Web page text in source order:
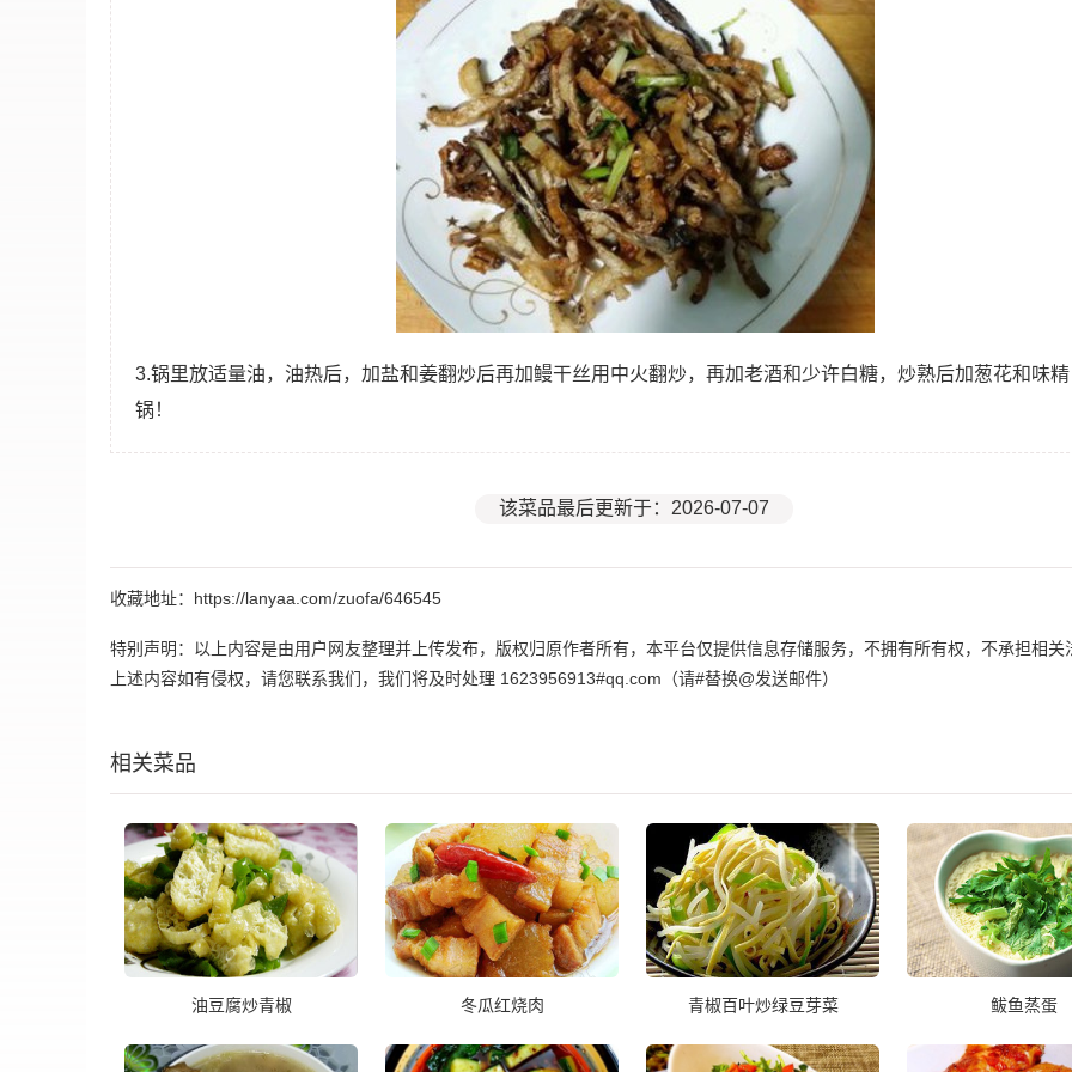
3.锅里放适量油，油热后，加盐和姜翻炒后再加鳗干丝用中火翻炒，再加老酒和少许白糖，炒熟后加葱花和味
锅！
该菜品最后更新于：2026-07-07
收藏地址：https://lanyaa.com/zuofa/646545
特别声明：以上内容是由用户网友整理并上传发布，版权归原作者所有，本平台仅提供信息存储服务，不拥有所有权，不承担相关
上述内容如有侵权，请您联系我们，我们将及时处理 1623956913#qq.com（请#替换@发送邮件）
相关菜品
油豆腐炒青椒 冬瓜红烧肉 青椒百叶炒绿豆芽菜 鲅鱼蒸蛋